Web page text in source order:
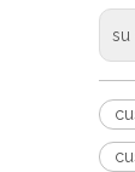
su